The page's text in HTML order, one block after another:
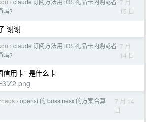
› claude 订阅方法用 iOS 礼品卡内购或者
吗?
7 月
15 日
谢谢
› claude 订阅方法用 iOS 礼品卡内购或者
吗?
7 月
14 日
信用卡” 是什么卡
› openai 的 bussiness 的方案合算
7 月 14
日